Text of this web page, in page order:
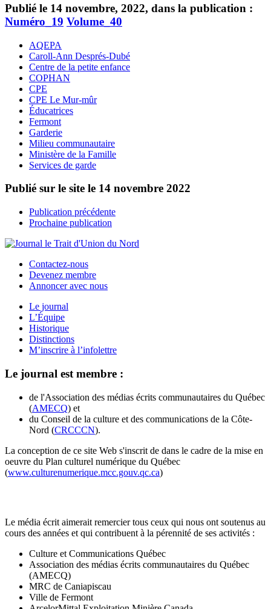
Publié le 14 novembre, 2022, dans la publication :
Numéro_19 Volume_40
AQEPA
Caroll-Ann Després-Dubé
Centre de la petite enfance
COPHAN
CPE
CPE Le Mur-mûr
Éducatrices
Fermont
Garderie
Milieu communautaire
Ministère de la Famille
Services de garde
Publié sur le site le 14 novembre 2022
Publication précédente
Prochaine publication
Contactez-nous
Devenez membre
Annoncer avec nous
Le journal
L’Équipe
Historique
Distinctions
M’inscrire à l’infolettre
Le journal est membre :
de l'Association des médias écrits communautaires du Québec
(AMECQ) et
du Conseil de la culture et des communications de la Côte-
Nord (CRCCCN).
La conception de ce site Web s'inscrit de dans le cadre de la mise en
oeuvre du Plan culturel numérique du Québec
(www.culturenumerique.mcc.gouv.qc.ca)
Le média écrit aimerait remercier tous ceux qui nous ont soutenus au
cours des années et qui contribuent à la pérennité de ses activités :
Culture et Communications Québec
Association des médias écrits communautaires du Québec
(AMECQ)
MRC de Caniapiscau
Ville de Fermont